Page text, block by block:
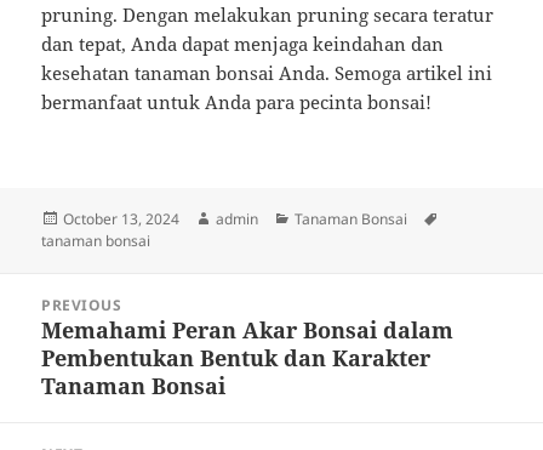
pruning. Dengan melakukan pruning secara teratur
dan tepat, Anda dapat menjaga keindahan dan
kesehatan tanaman bonsai Anda. Semoga artikel ini
bermanfaat untuk Anda para pecinta bonsai!
Posted
on
October 13, 2024 Author
admin Categories
Tanaman Bonsai
tanaman bonsai
navigation
PREVIOUS
Previous
post:
Memahami Peran Akar Bonsai dalam
Pembentukan Bentuk dan Karakter
Tanaman Bonsai